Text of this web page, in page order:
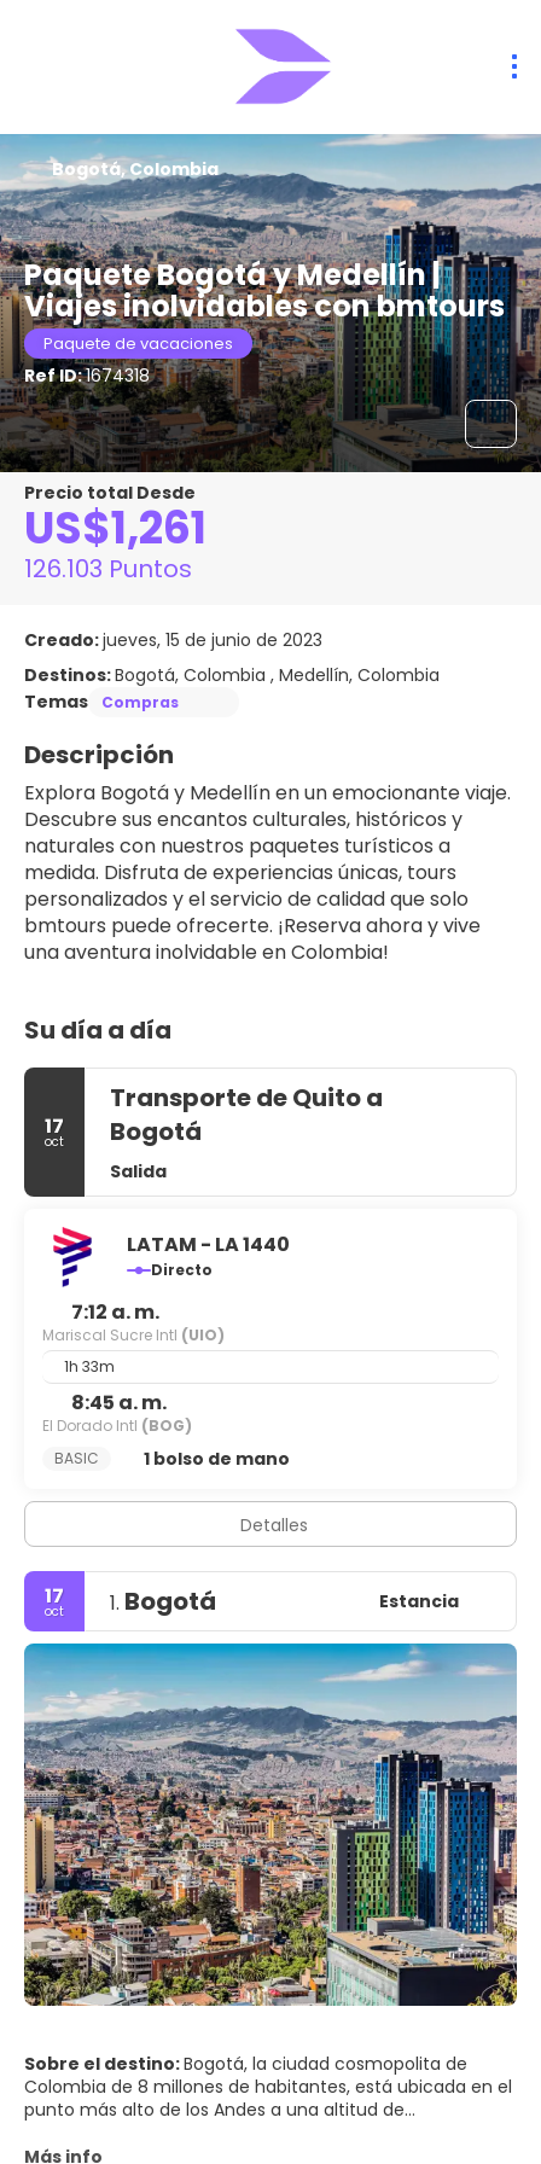
Paquete Bogotá y Medellín |
Viajes inolvidables con bmtours
Paquete de vacaciones
Ref ID:1674318
Bogotá, Colombia
Precio total Desde
US$1,261
126.103 Puntos
Creado:jueves, 15 de junio de 2023
Destinos:Bogotá, Colombia , Medellín, Colombia
Temas
Compras
Descripción
Explora Bogotá y Medellín en un emocionante viaje.
Descubre sus encantos culturales, históricos y
naturales con nuestros paquetes turísticos a
medida. Disfruta de experiencias únicas, tours
personalizados y el servicio de calidad que solo
bmtours puede ofrecerte. ¡Reserva ahora y vive
una aventura inolvidable en Colombia!
Su día a día
17
oct
Transporte de Quito a
Bogotá
Salida
LATAM - LA 1440
Directo
7:12 a. m.
Mariscal Sucre Intl (UIO)
1h 33m
8:45 a. m.
El Dorado Intl (BOG)
BASIC
1 bolso de mano
Detalles
17
oct 1. Bogotá Estancia
Sobre el destino:Bogotá, la ciudad cosmopolita de
Colombia de 8 millones de habitantes, está ubicada en el
punto más alto de los Andes a una altitud de
clima primaveral constante. Bogotá no es solo un destino
Más info